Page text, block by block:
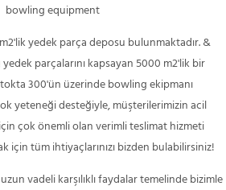
yedek parça deposu bulunmaktadır. &
parçalarını kapsayan 5000 m2'lik bir
300'ün üzerinde bowling ekipmanı
yeteneği desteğiyle, müşterilerimizin acil
çok önemli olan verimli teslimat hizmeti
için tüm ihtiyaçlarınızı bizden bulabilirsiniz!
vadeli karşılıklı faydalar temelinde bizimle